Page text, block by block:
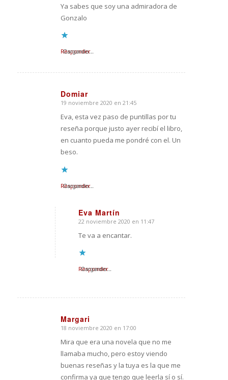
Ya sabes que soy una admiradora de
Gonzalo
Cargando...
Responder
Domiar
Dice:
19 noviembre 2020 en 21:45
Eva, esta vez paso de puntillas por tu
reseña porque justo ayer recibí el libro,
en cuanto pueda me pondré con el. Un
beso.
Cargando...
Responder
Eva Martín
Dice:
22 noviembre 2020 en 11:47
Te va a encantar.
Cargando...
Responder
Margari
Dice:
18 noviembre 2020 en 17:00
Mira que era una novela que no me
llamaba mucho, pero estoy viendo
buenas reseñas y la tuya es la que me
confirma ya que tengo que leerla sí o sí.